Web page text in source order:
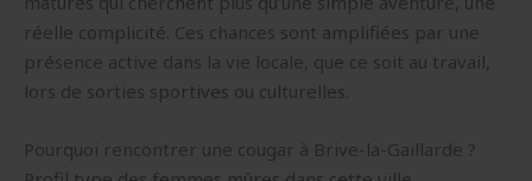
réelle complicité. Ces chances sont amplifiées par une
présence active dans la vie locale, que ce soit au travail,
lors de sorties sportives ou culturelles.
Pourquoi rencontrer une cougar à Brive-la-Gaillarde ?